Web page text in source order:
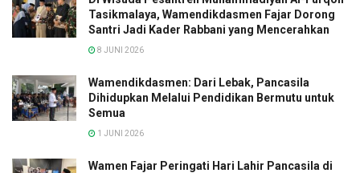
Tasikmalaya, Wamendikdasmen Fajar Dorong
Santri Jadi Kader Rabbani yang Mencerahkan
8 JUNI 2026
Wamendikdasmen: Dari Lebak, Pancasila
Dihidupkan Melalui Pendidikan Bermutu untuk
Semua
1 JUNI 2026
Wamen Fajar Peringati Hari Lahir Pancasila di